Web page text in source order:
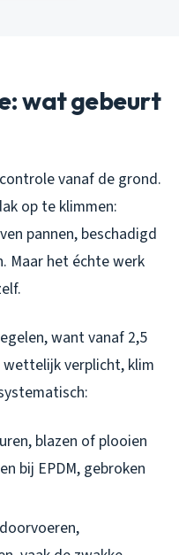
wat gebeurt
vanaf de grond.
op te klimmen:
pannen, beschadigd
Maar het échte werk
want vanaf 2,5
verplicht, klim
blazen of plooien
bij EPDM, gebroken